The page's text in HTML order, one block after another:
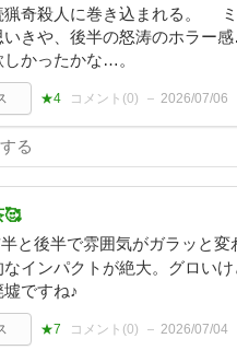
猟奇殺人に巻き込まれる。
いきや、後半の怒涛のホラー
かったかな…。
★4 コメント(0) 2026/07/06
🥰
と後半で雰囲気がガラッと
なインパクトが絶大。グロい
ですね♪
★7 コメント(0) 2026/07/04